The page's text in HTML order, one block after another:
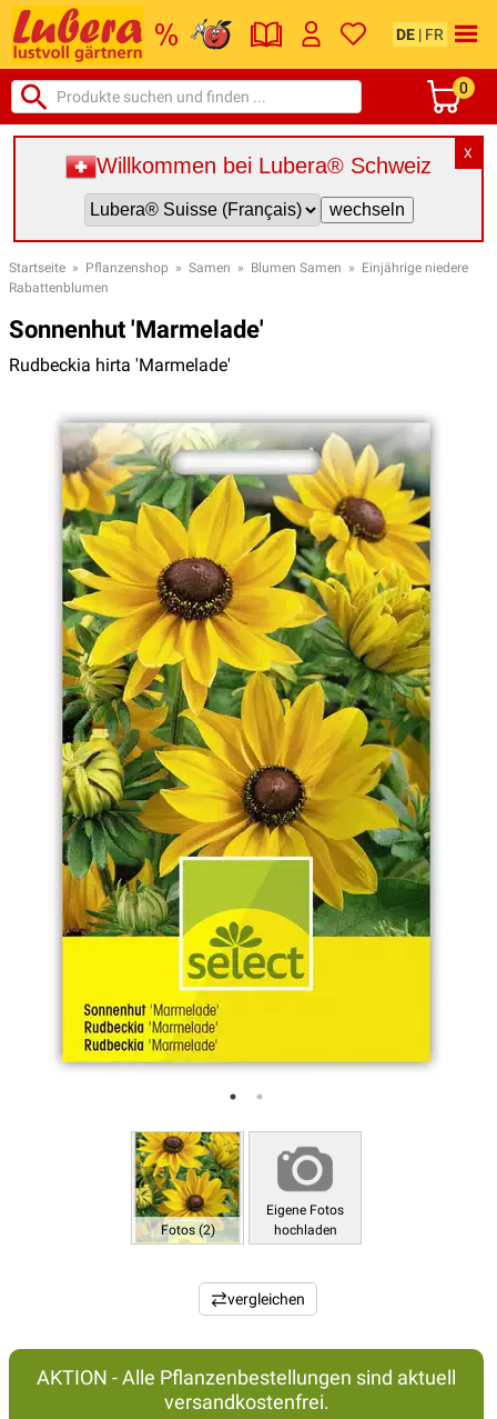
DE | FR
0
X
Willkommen bei Lubera® Schweiz
Startseite » Pflanzenshop » Samen » Blumen Samen » Einjährige niedere
Rabattenblumen
Sonnenhut 'Marmelade'
Rudbeckia hirta 'Marmelade'
Fotos (2)
Eigene Fotos
hochladen
vergleichen
AKTION - Alle Pflanzenbestellungen sind aktuell
versandkostenfrei.